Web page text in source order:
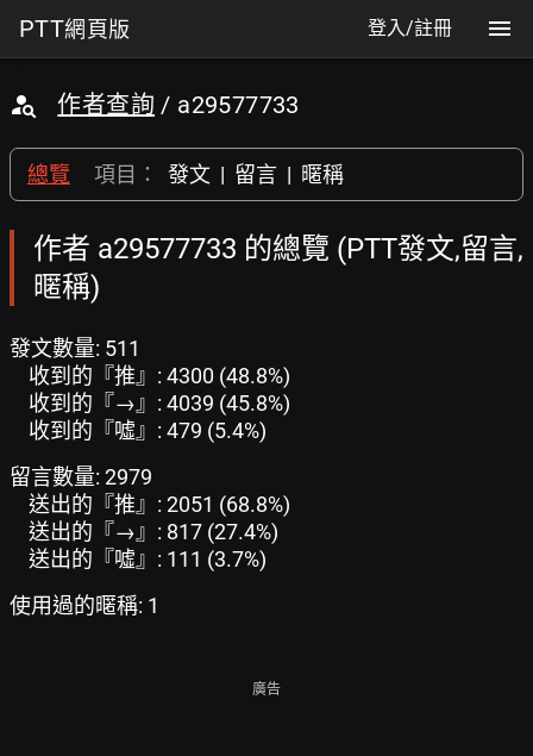
PTT網頁版 登入/註冊
作者查詢 / a29577733
總覽 項目： 發文 | 留言 | 暱稱
作者 a29577733 的總覽 (PTT發文,留言,
暱稱)
發文數量: 511
收到的『推』: 4300 (48.8%)
收到的『→』: 4039 (45.8%)
收到的『噓』: 479 (5.4%)
留言數量: 2979
送出的『推』: 2051 (68.8%)
送出的『→』: 817 (27.4%)
送出的『噓』: 111 (3.7%)
使用過的暱稱: 1
廣告